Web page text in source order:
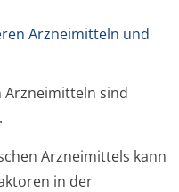
Arzneimitteln und
Arzneimitteln sind
Arzneimittels kann
in der